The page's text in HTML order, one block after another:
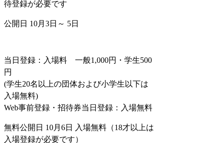
待登録が必要です
公開日 10月3日～ 5日
当日登録：入場料 一般1,000円・学生500
円
(学生20名以上の団体および小学生以下は
入場無料)
Web事前登録・招待券当日登録：入場無料
無料公開日 10月6日 入場無料（18才以上は
入場登録が必要です）